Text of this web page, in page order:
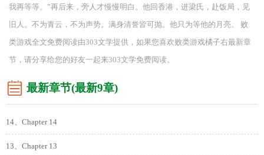
我再等等。”再后来，旁人才慢慢明白。他回香港，进梁氏，赴饭局，见
旧人。不为青云，不为声势。满身清誉皆可抛。他只为等他的月亮。 败
类游戏全文免费阅读由303文学提供，如果您喜欢败类游戏橘子右最新章
节，请分享给您的好友一起来303文学免费阅读。
最新章节(最新9章)
14、Chapter 14
13、Chapter 13